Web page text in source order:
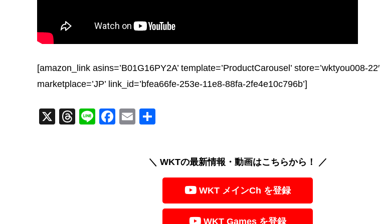
[amazon_link asins=’B01G16PY2A’ template=’ProductCarousel’ store=’wktyou008-22′
marketplace=’JP’ link_id=’bfea66fe-253e-11e8-88fa-2fe4e10c796b’]
X
T
Li
F
E
＼ WKTの最新情報・動画はこちらから！ ／
WKT メインCh を登録
WKT Games を登録